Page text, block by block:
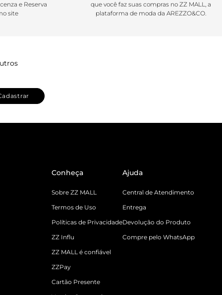
e Reserva
site
que você faz suas compras no ZZ MALL, a
plataforma de moda da AREZZO&CO.
Conheça
Sobre ZZ MALL
Termos de Uso
Políticas de Privacidade
ZZ Influ
ZZ MALL é confiável
ZZPay
Cartão Presente
Ajuda
Central de Atendimento
Entrega
Devolução do Produto
Compre pelo WhatsApp